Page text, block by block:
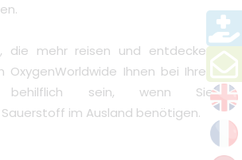
die mehr reisen und entdecken
OxygenWorldwide Ihnen bei Ihren
behilflich sein, wenn Sie
im Ausland benötigen.